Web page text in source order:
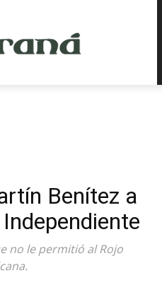
Benítez a
no le permitió al Rojo